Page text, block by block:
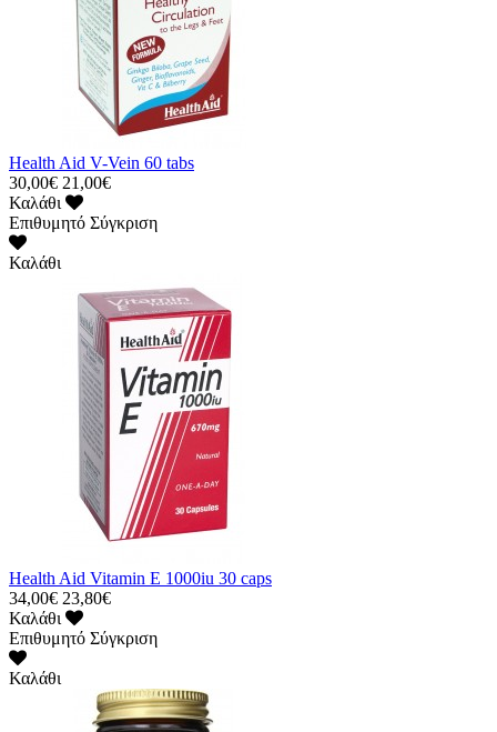
Health Aid V-Vein 60 tabs
30,00€ 21,00€
Καλάθι
Επιθυμητό Σύγκριση
Καλάθι
Health Aid Vitamin E 1000iu 30 caps
34,00€ 23,80€
Καλάθι
Επιθυμητό Σύγκριση
Καλάθι